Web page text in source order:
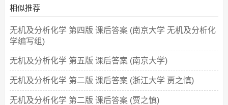
作者：南京大学 编写组
相似推荐
无机及分析化学 第四版 课后答案 (南京大学 无机及分析化
学编写组)
无机及分析化学 第五版 课后答案 (南京大学)
无机及分析化学 第二版 课后答案 (浙江大学 贾之慎)
无机及分析化学 第二版 课后答案 (贾之慎)